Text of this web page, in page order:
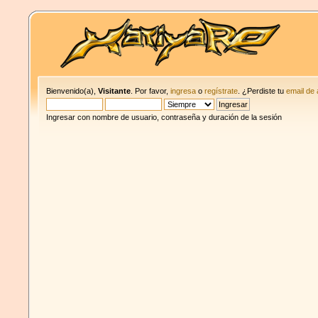
Bienvenido(a),Visitante . Por favor,ingresa oregístrate . ¿Perdiste tuemail de
Ingresar con nombre de usuario, contraseña y duración de la sesión